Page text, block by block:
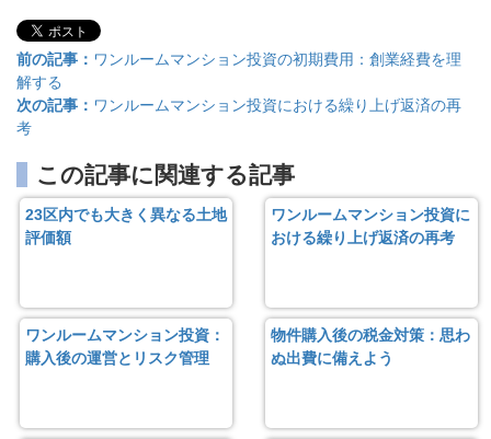
前の記事： ワンルームマンション投資の初期費用：創業経費を理
解する
次の記事： ワンルームマンション投資における繰り上げ返済の再
考
この記事に関連する記事
23区内でも大きく異なる土地
評価額
ワンルームマンション投資に
おける繰り上げ返済の再考
ワンルームマンション投資：
購入後の運営とリスク管理
物件購入後の税金対策：思わ
ぬ出費に備えよう